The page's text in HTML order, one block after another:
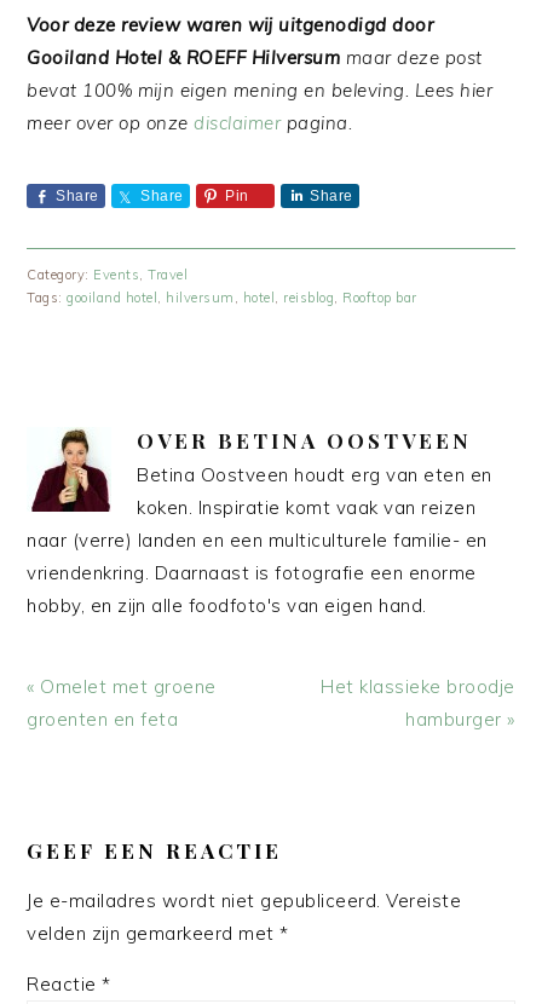
Voor deze review waren wij uitgenodigd door
Gooiland Hotel & ROEFF Hilversum maar deze post
bevat 100% mijn eigen mening en beleving. Lees hier
meer over op onzedisclaimerpagina.
Share Share Pin Share
Category: Events,Travel
Tags:gooiland hotel , hilversum , hotel , reisblog, Rooftop bar
OVER BETINA OOSTVEEN
Betina Oostveen houdt erg van eten en
koken. Inspiratie komt vaak van reizen
naar (verre) landen en een multiculturele familie- en
vriendenkring. Daarnaast is fotografie een enorme
hobby, en zijn alle foodfoto's van eigen hand.
Vorig
bericht:
« Omelet met groene
groenten en feta
Volgend
Het klassieke broodje
hamburger »
INTERACTIES
GEEF EEN REACTIE
Je e-mailadres wordt niet gepubliceerd. Vereiste
velden zijn gemarkeerd met*
Reactie*